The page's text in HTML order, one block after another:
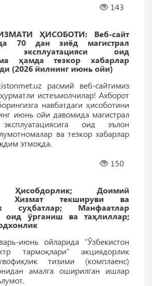
143
ҲИСОБОТИ: Веб-сайт
70 дан зиёд магистрал
эксплуатацияси оид
ҳамда тезкор хабарлар
(2026 йилнинг июнь ойи)
расмий веб-сайтимиз
истеъмолчилар! Ахборот
навбатдаги ҳисоботини
июнь ойи давомида магистрал
оид эълон
ва тезкор хабарлар
этмоқда.
150
Ҳисобдорлик; Доимий
Хизмат текшируви ва
суҳбатлар; Манфаатлар
оид ўрганиш ва таҳлиллар;
июнь ойларида “Ўзбекистон
тармоқлари” акциядорлик
тизими (комплаенс)
амалга оширилган ишлар